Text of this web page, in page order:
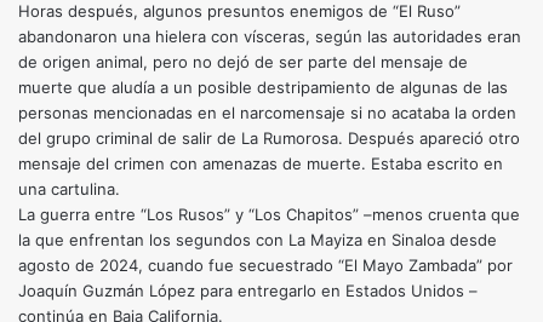
Horas después, algunos presuntos enemigos de “El Ruso”
abandonaron una hielera con vísceras, según las autoridades eran
de origen animal, pero no dejó de ser parte del mensaje de
muerte que aludía a un posible destripamiento de algunas de las
personas mencionadas en el narcomensaje si no acataba la orden
del grupo criminal de salir de La Rumorosa. Después apareció otro
mensaje del crimen con amenazas de muerte. Estaba escrito en
una cartulina.
La guerra entre “Los Rusos” y “Los Chapitos” –menos cruenta que
la que enfrentan los segundos con La Mayiza en Sinaloa desde
agosto de 2024, cuando fue secuestrado “El Mayo Zambada” por
Joaquín Guzmán López para entregarlo en Estados Unidos –
continúa en Baja California.